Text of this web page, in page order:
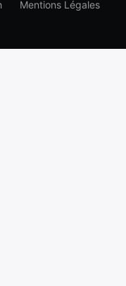
Mentions Légales